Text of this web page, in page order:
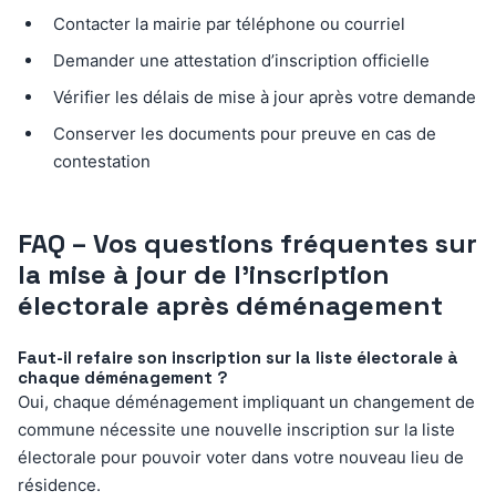
Contacter la mairie par téléphone ou courriel
Demander une attestation d’inscription officielle
Vérifier les délais de mise à jour après votre demande
Conserver les documents pour preuve en cas de
contestation
FAQ – Vos questions fréquentes sur
la mise à jour de l’inscription
électorale après déménagement
Faut-il refaire son inscription sur la liste électorale à
chaque déménagement ?
Oui, chaque déménagement impliquant un changement de
commune nécessite une nouvelle inscription sur la liste
électorale pour pouvoir voter dans votre nouveau lieu de
résidence.